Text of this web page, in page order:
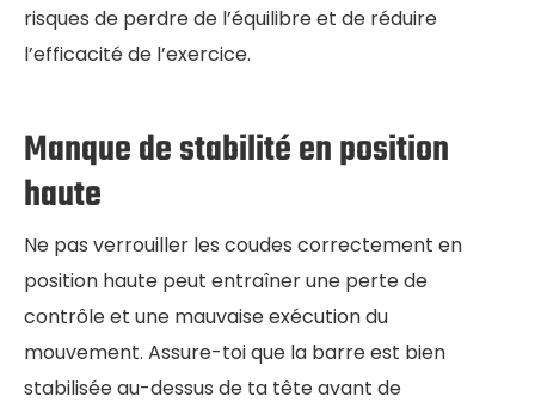
risques de perdre de l’équilibre et de réduire
l’efficacité de l’exercice.
Manque de stabilité en position
haute
Ne pas verrouiller les coudes correctement en
position haute peut entraîner une perte de
contrôle et une mauvaise exécution du
mouvement. Assure-toi que la barre est bien
stabilisée au-dessus de ta tête avant de